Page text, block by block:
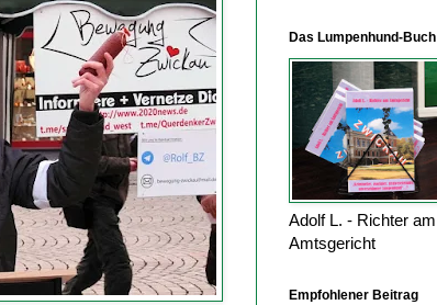
Das Lumpenhund-Buch
Adolf L. - Richter am
Amtsgericht
Empfohlener Beitrag